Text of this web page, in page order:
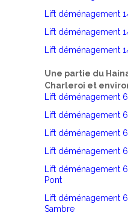
Lift déménagement
Lift déménagement
Lift déménagement
Une partie du
Charleroi et
Lift déménagement
Lift déménagement
Lift déménagement
Lift déménagement
Lift déménagement
Pont
Lift déménagement
Sambre